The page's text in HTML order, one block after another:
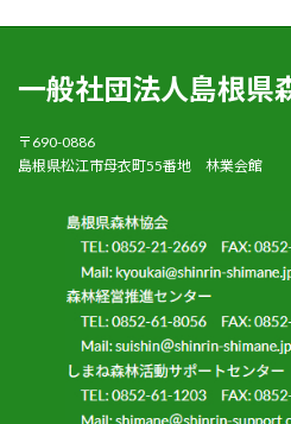
一般社団法人島根県
〒690-0886
島根県松江市母衣町55番地 林業会館